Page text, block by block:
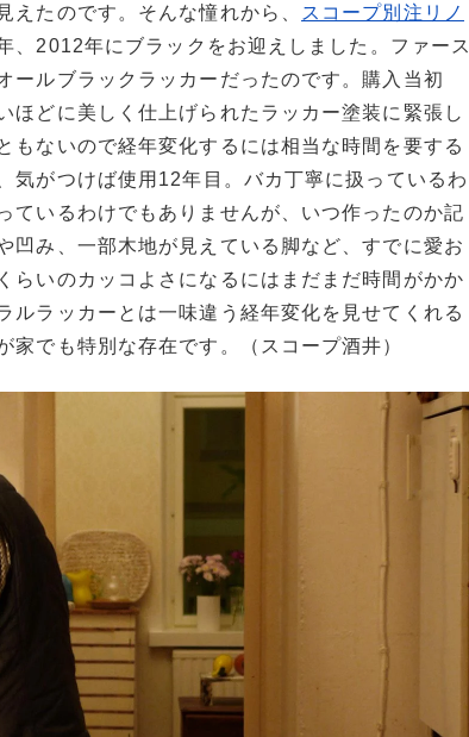
えたのです。そんな憧れから、
スコープ別注リノ
、2012年にブラックをお迎えしました。ファース
ールブラックラッカーだったのです。購入当初
ほどに美しく仕上げられたラッカー塗装に緊張し
もないので経年変化するには相当な時間を要する
気がつけば使用12年目。バカ丁寧に扱っているわ
ているわけでもありませんが、いつ作ったのか記
凹み、一部木地が見えている脚など、すでに愛お
らいのカッコよさになるにはまだまだ時間がかか
ルラッカーとは一味違う経年変化を見せてくれる
家でも特別な存在です。（スコープ酒井）